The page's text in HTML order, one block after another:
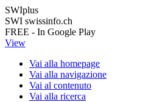
SWIplus
SWI swissinfo.ch
FREE - In Google Play
View
Vai alla homepage
Vai alla navigazione
Vai al contenuto
Vai alla ricerca